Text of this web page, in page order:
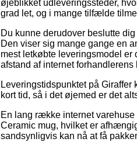
øjeblikket udleveringssteder,
grad let, og i mange tilfælde
Du kunne derudover beslutte
Den viser sig mange gange en
mest letkøbte leveringsmodel er
afstand af internet forhandlerens
Leveringstidspunktet på
kort tid, så i det øjemed er det
En lang række internet
Ceramic mug, hvilket er
sandsynligvis kan nå at få